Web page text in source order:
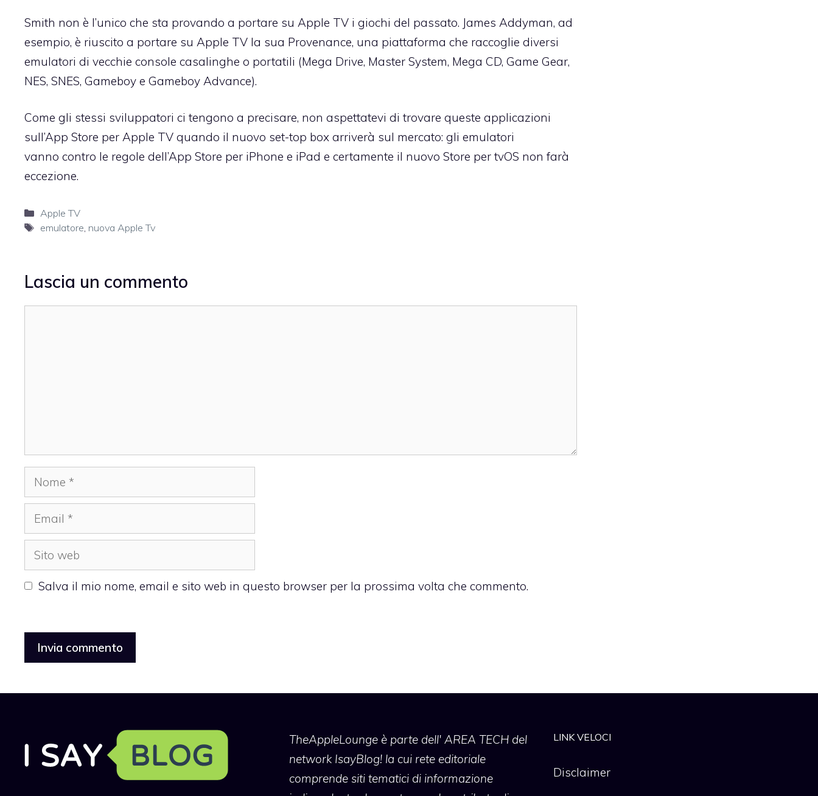
Smith non è l’unico che sta provando a portare su Apple TV i giochi del passato. James Addyman, ad
esempio, è riuscito a portare su Apple TV la sua Provenance, una piattaforma che raccoglie diversi
emulatori di vecchie console casalinghe o portatili (Mega Drive, Master System, Mega CD, Game Gear,
NES, SNES, Gameboy e Gameboy Advance).
Come gli stessi sviluppatori ci tengono a precisare, non aspettatevi di trovare queste applicazioni
sull’App Store per Apple TV quando il nuovo set-top box arriverà sul mercato: gli emulatori
vanno contro le regole dell’App Store per iPhone e iPad e certamente il nuovo Store per tvOS non farà
eccezione.
Categorie
Apple TV
Tag
emulatore nuova Apple Tv
Lascia un commento
Nome
Email
Sito
web
Salva il mio nome, email e sito web in questo browser per la prossima volta che commento.
TheAppleLoungeè parte dell' AREA TECH del
network IsayBlog! la cui rete editoriale
comprende siti tematici di informazione
LINK VELOCI
Disclaimer